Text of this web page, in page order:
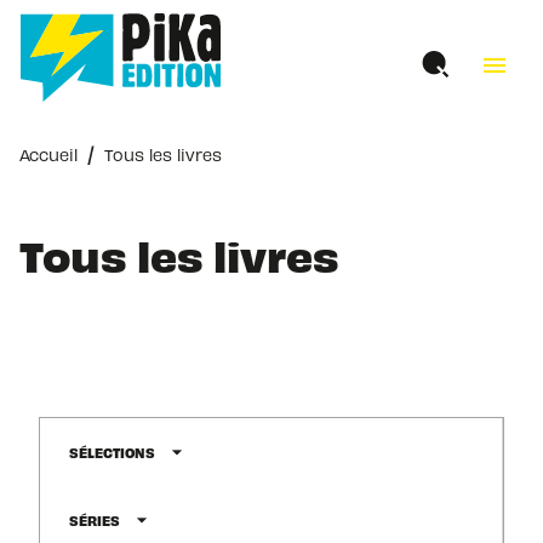
MENU RECHERCHE
PIED DE PAGE
menu
Accueil / Tous les livres
Tous les livres
SÉLECTIONS arrow_drop_down
SÉRIES arrow_drop_down